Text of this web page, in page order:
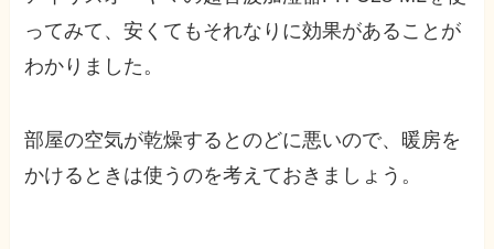
ってみて、安くてもそれなりに効果があることが
わかりました。
部屋の空気が乾燥するとのどに悪いので、暖房を
かけるときは使うのを考えておきましょう。